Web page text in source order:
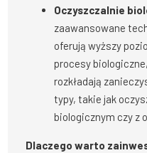
Oczyszczalnie
zaawansowane
oferują wyższy
procesy
rozkładają
typy, takie jak
biologicznym czy z
Dlaczego warto